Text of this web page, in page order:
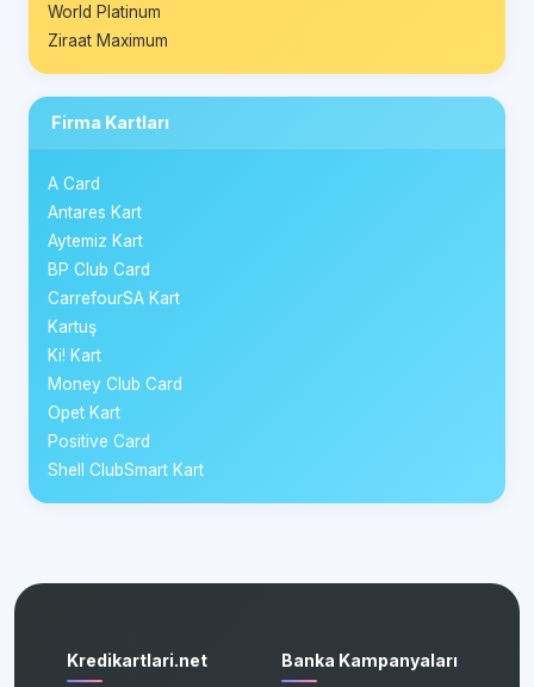
World Platinum
Ziraat Maximum
Firma Kartları
A Card
Antares Kart
Aytemiz Kart
BP Club Card
CarrefourSA Kart
Kartuş
Ki! Kart
Money Club Card
Opet Kart
Positive Card
Shell ClubSmart Kart
Kredikartlari.net Banka Kampanyaları